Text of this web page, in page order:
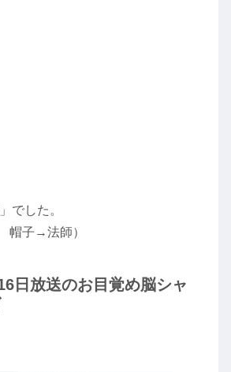
でした。
帽子→法師）
日放送のお目覚め脳シャ